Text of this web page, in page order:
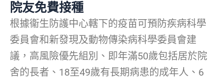
院友免費接種
根據衞生防護中心轄下的疫苗可預防疾病科學
委員會和新發現及動物傳染病科學委員會建
議，高風險優先組別、即年滿50歲包括居於院
舍的長者、18至49歲有長期病患的成年人、6